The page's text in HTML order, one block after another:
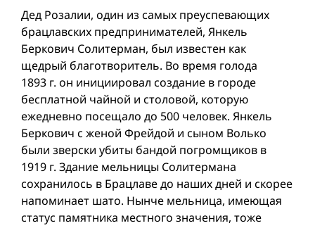
Дед Розалии, один из самых преуспевающих
брацлавских предпринимателей, Янкель
Беркович Солитерман, был известен как
щедрый благотворитель. Во время голода
1893 г. он инициировал создание в городе
бесплатной чайной и столовой, которую
ежедневно посещало до 500 человек. Янкель
Беркович с женой Фрейдой и сыном Волько
были зверски убиты бандой погромщиков в
1919 г. Здание мельницы Солитермана
сохранилось в Брацлаве до наших дней и скорее
напоминает шато. Нынче мельница, имеющая
статус памятника местного значения, тоже